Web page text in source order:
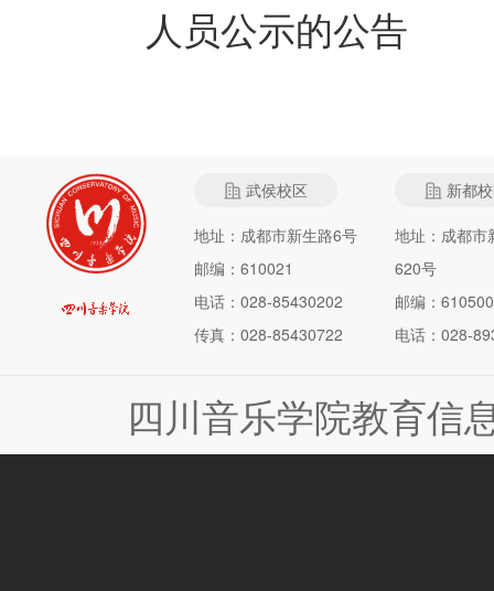
人员公示的公告
武侯校区
地址：成都市新生路6号
邮编：610021
电话：028-85430202
传真：028-85430722
新都
地址：成都市
620号
邮编：610500
电话：028-
四川音乐学院教育